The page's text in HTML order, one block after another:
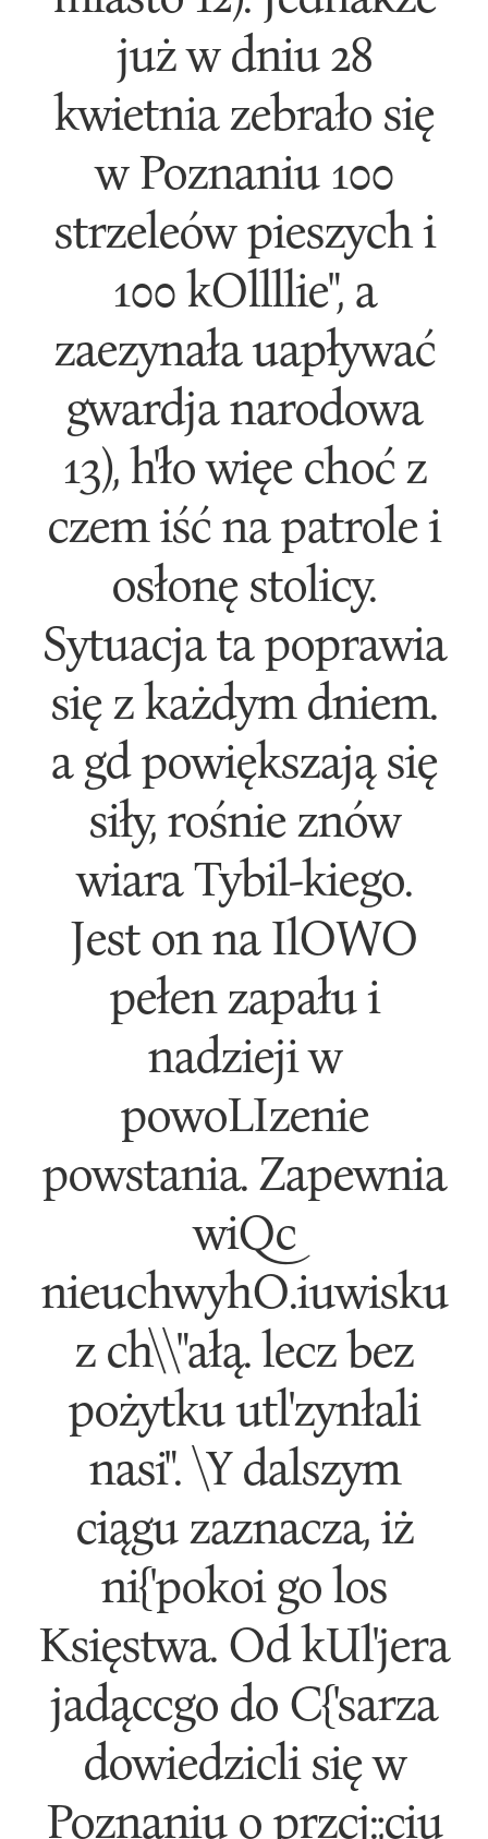
już w dniu 28
kwietnia zebrało się
w Poznaniu 100
strzeleów pieszych i
100 kOllllie", a
zaezynała uapływać
gwardja narodowa
13), h'ło więe choć z
czem iść na patrole i
osłonę stolicy.
Sytuacja ta poprawia
się z każdym dniem.
a gd powiększają się
siły, rośnie znów
wiara Tybil-kiego.
Jest on na IlOWO
pełen zapału i
nadzieji w
powoLIzenie
powstania. Zapewnia
wiQc
nieuchwyhO.iuwisku
z ch\\"ałą. lecz bez
pożytku utl'zynłali
nasi". \Y dalszym
ciągu zaznacza, iż
ni{'pokoi go los
Księstwa. Od kUl'jera
jadąccgo do C{'sarza
dowiedzicli się w
Poznaniu o przcj:;ciu